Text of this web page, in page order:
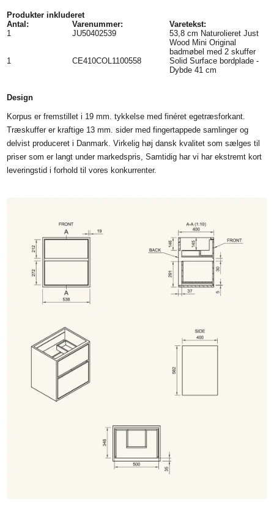
Produkter inkluderet
Antal:
Varenummer:
Varetekst:
1
JU50402539
53,8 cm Naturolieret Just
Wood Mini Original
badmøbel med 2 skuffer
1
CE410COL1100558
Solid Surface bordplade -
Dybde 41 cm
Design
Korpus er fremstillet i 19 mm. tykkelse med finéret egetræsforkant.
Træskuffer er kraftige 13 mm. sider med fingertappede samlinger og
delvist produceret i Danmark. Virkelig høj dansk kvalitet som sælges til
priser som er langt under markedspris, Samtidig har vi har ekstremt kort
leveringstid i forhold til vores konkurrenter.